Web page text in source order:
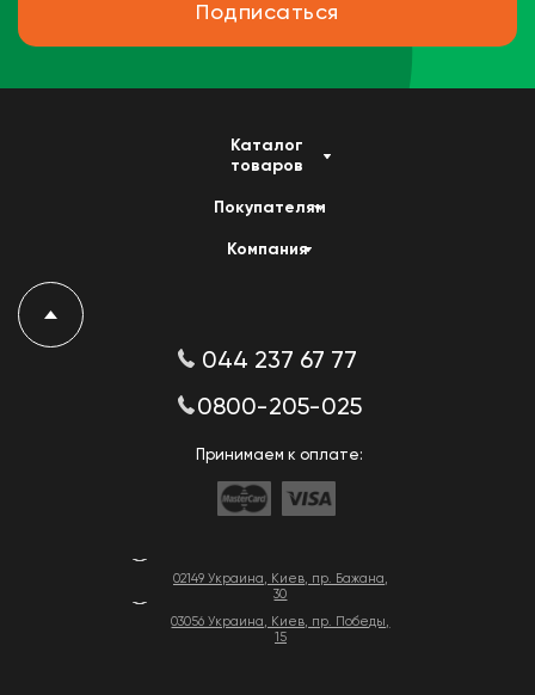
Подписаться
02149 Украина, Киев, пр. Бажана,
30
03056 Украина, Киев, пр. Победы,
15
Каталог
товаров
Покупателям
Компания
044 237 67 77
0800-205-025
Принимаем к оплате: